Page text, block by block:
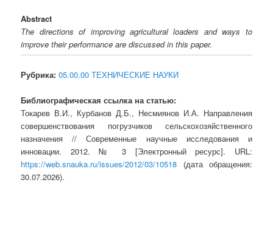
Abstract
The directions of improving agricultural loaders and ways to
improve their performance are discussed in this paper.
Рубрика: 05.00.00 ТЕХНИЧЕСКИЕ НАУКИ
Библиографическая ссылка на статью:
Токарев В.И., Курбанов Д.Б., Несмиянов И.А. Направления
совершенствования погрузчиков сельскохозяйственного
назначения // Современные научные исследования и
инновации. 2012. № 3 [Электронный ресурс]. URL:
https://web.snauka.ru/issues/2012/03/10518 (дата обращения:
30.07.2026).